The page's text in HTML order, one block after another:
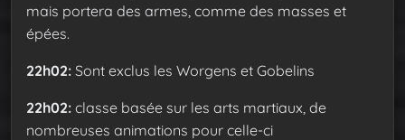
mais portera des armes, comme des masses et
épées.
22h02: Sont exclus les Worgens et Gobelins
22h02: classe basée sur les arts martiaux, de
nombreuses animations pour celle-ci